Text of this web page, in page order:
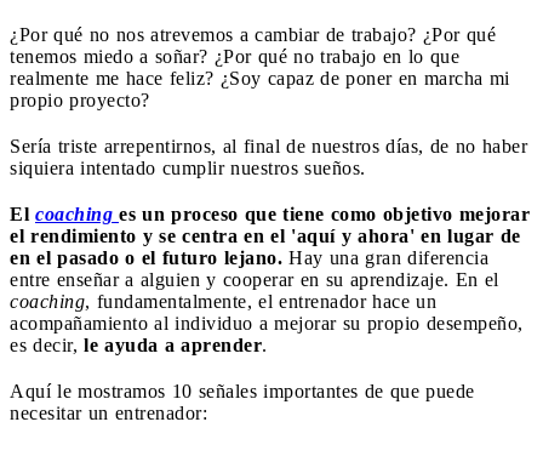
¿Por qué no nos atrevemos a cambiar de trabajo? ¿Por qué
tenemos miedo a soñar? ¿Por qué no trabajo en lo que
realmente me hace feliz? ¿Soy capaz de poner en marcha mi
propio proyecto?
Sería triste arrepentirnos, al final de nuestros días, de no haber
siquiera intentado cumplir nuestros sueños.
El coaching es un proceso que tiene como objetivo mejorar
el rendimiento y se centra en el 'aquí y ahora' en lugar de
en el pasado o el futuro lejano. Hay una gran diferencia
entre enseñar a alguien y cooperar en su aprendizaje. En el
coaching, fundamentalmente, el entrenador hace un
acompañamiento al individuo a mejorar su propio desempeño,
es decir, le ayuda a aprender.
Aquí le mostramos 10 señales importantes de que puede
necesitar un entrenador: